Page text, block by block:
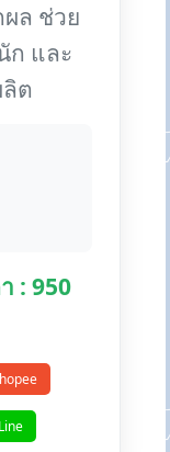
ล ช่วย
ก และ
ต
: 950
Line